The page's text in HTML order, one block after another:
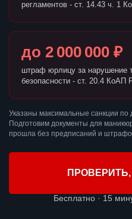
регламентов - ст. 14.43 ч. 1
до 2 000 000 ₽
штраф юрлицу за нарушение
безопасности - ст. 20.4 КоАП
Указаны максимальные санкции
Подготовим документы для
прошла без предписаний и
Бесплатно · 15